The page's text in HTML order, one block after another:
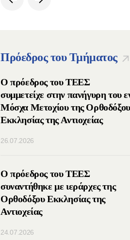
Πρόεδρος του Τμήματος
Ο πρόεδρος του ΤΕΕΣ
συμμετείχε στην πανήγυρη του
Μόσχα Μετοχίου της Ορθοδόξου
Εκκλησίας της Αντιοχείας
26.07.2026
Ο πρόεδρος του ΤΕΕΣ
συναντήθηκε με ιεράρχες της
Ορθοδόξου Εκκλησίας της
Αντιοχείας
24.07.2026